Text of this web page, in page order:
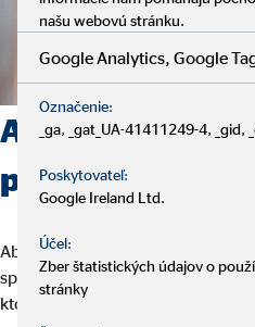
Aké možnosti
ponúkame?
Aby ste u nás prerazili ako
spĺňať tabuľkové hodnoty. My
ktorých rozvoji sa dá pracovať.
našu webovú stránku.
Google Analytics, Google
Označenie:
_ga, _gat_UA-41411249-4, _gid,
Poskytovateľ:
Google Ireland Ltd.
Účel:
Zber štatistických údajov o
stránky